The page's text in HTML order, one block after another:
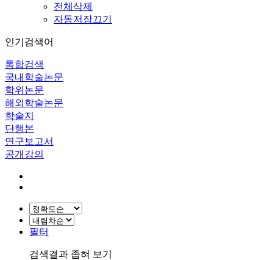
전체삭제
자동저장끄기
인기검색어
통합검색
국내학술논문
학위논문
해외학술논문
학술지
단행본
연구보고서
공개강의
필터
검색결과 좁혀 보기